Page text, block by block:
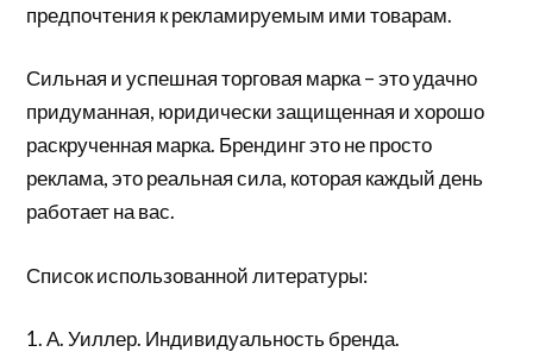
предпочтения к рекламируемым ими товарам.
Сильная и успешная торговая марка – это удачно
придуманная, юридически защищенная и хорошо
раскрученная марка. Брендинг это не просто
реклама, это реальная сила, которая каждый день
работает на вас.
Список использованной литературы:
1. А. Уиллер. Индивидуальность бренда.